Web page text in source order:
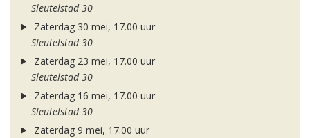
Sleutelstad 30
Zaterdag 30 mei, 17.00 uur
Sleutelstad 30
Zaterdag 23 mei, 17.00 uur
Sleutelstad 30
Zaterdag 16 mei, 17.00 uur
Sleutelstad 30
Zaterdag 9 mei, 17.00 uur